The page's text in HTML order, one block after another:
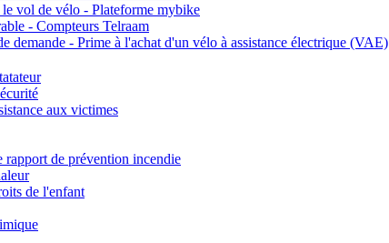
vol de vélo - Plateforme mybike
- Compteurs Telraam
demande - Prime à l'achat d'un vélo à assistance électrique (VAE)
aux victimes
rapport de prévention incendie
de l'enfant